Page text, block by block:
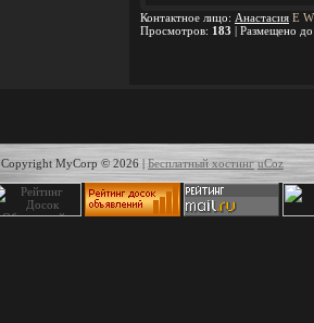
Контактное лицо: Анастасия E W
Просмотров: 183 | Размещено до
Copyright MyCorp © 2026 | Бесплатный хостинг uCoz